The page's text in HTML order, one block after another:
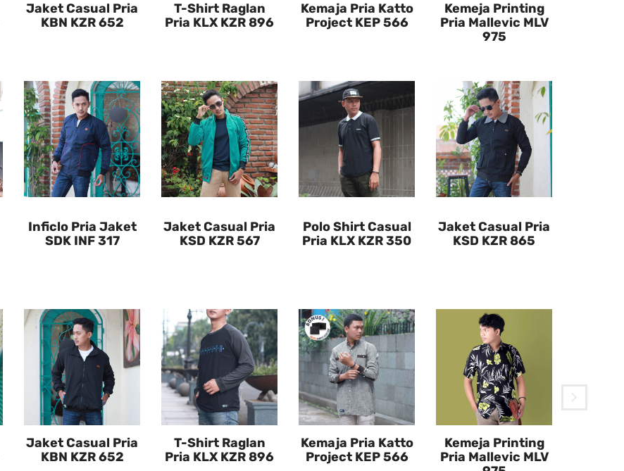
Jaket Casual Pria
KBN KZR 652
T-Shirt Raglan
Pria KLX KZR 896
Kemaja Pria Katto
Project KEP 566
Kemeja Printing
Pria Mallevic MLV
975
Inficlo Pria Jaket
SDK INF 317
Jaket Casual Pria
KSD KZR 567
Polo Shirt Casual
Pria KLX KZR 350
Jaket Casual Pria
KSD KZR 865
Jaket Casual Pria
KBN KZR 652
T-Shirt Raglan
Pria KLX KZR 896
Kemaja Pria Katto
Project KEP 566
Kemeja Printing
Pria Mallevic MLV